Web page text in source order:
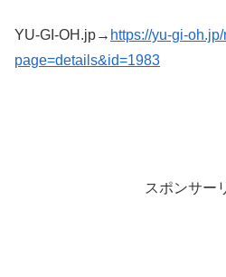
YU-GI-OH.jp→ https://yu-gi-
page=details&id=1983
スポンサー